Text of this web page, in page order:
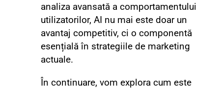
analiza avansată a comportamentului
utilizatorilor, AI nu mai este doar un
avantaj competitiv, ci o componentă
esențială în strategiile de marketing
actuale.
În continuare, vom explora cum este